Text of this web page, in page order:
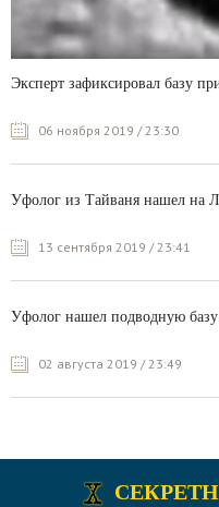
Эксперт зафиксировал базу
06 ноября 2019 / 23:30
Уфолог из Тайваня нашел на
13 сентября 2019 / 23:41
Уфолог нашел подводную
02 августа 2019 / 23:49